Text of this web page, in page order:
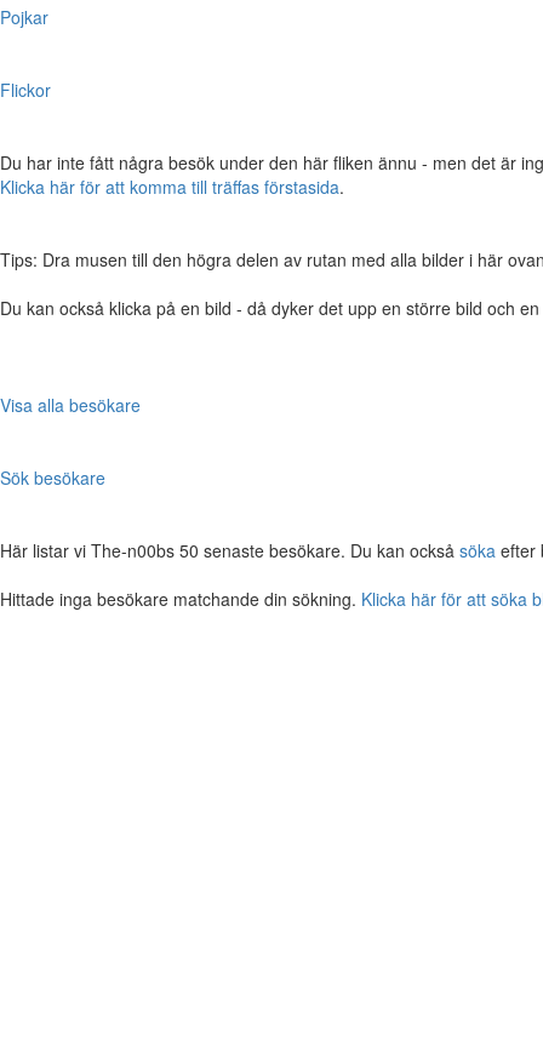
Pojkar
Flickor
Du har inte fått några besök under den här fliken ännu - men det är
Klicka här för att komma till träffas förstasida.
Tips: Dra musen till den högra delen av rutan med alla bilder i här
Du kan också klicka på en bild - då dyker det upp en större bild och
Visa alla besökare
Sök besökare
Här listar vi The-n00bs 50 senaste besökare. Du kan också söka efter
Hittade inga besökare matchande din sökning. Klicka här för att söka